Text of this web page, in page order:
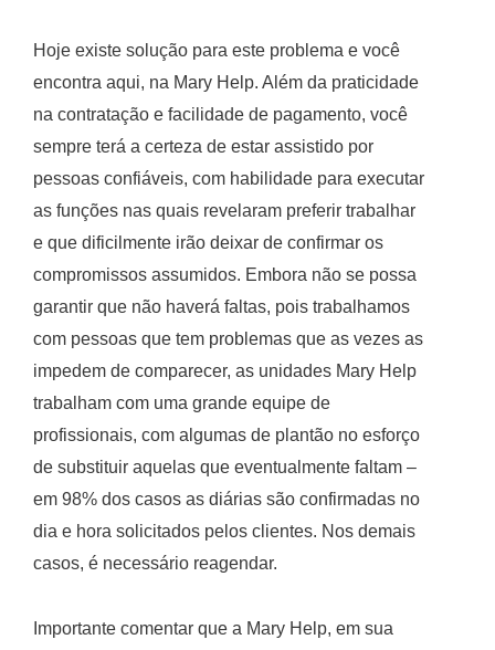
Hoje existe solução para este problema e você
encontra aqui, na Mary Help. Além da praticidade
na contratação e facilidade de pagamento, você
sempre terá a certeza de estar assistido por
pessoas confiáveis, com habilidade para executar
as funções nas quais revelaram preferir trabalhar
e que dificilmente irão deixar de confirmar os
compromissos assumidos. Embora não se possa
garantir que não haverá faltas, pois trabalhamos
com pessoas que tem problemas que as vezes as
impedem de comparecer, as unidades Mary Help
trabalham com uma grande equipe de
profissionais, com algumas de plantão no esforço
de substituir aquelas que eventualmente faltam –
em 98% dos casos as diárias são confirmadas no
dia e hora solicitados pelos clientes. Nos demais
casos, é necessário reagendar.
Importante comentar que a Mary Help, em sua